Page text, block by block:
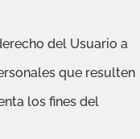
del Usuario a
que resulten
los fines del